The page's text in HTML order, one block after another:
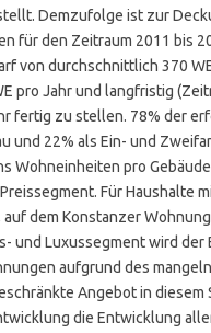
Demzufolge ist zur
für den Zeitraum 2011 bis
von durchschnittlich 370
pro Jahr und langfristig
fertig zu stellen. 78% der
und 22% als Ein- und
Wohneinheiten pro
Für Haushalte
dem Konstanzer
und Luxussegment wird
aufgrund des
Angebot in
die Entwicklung